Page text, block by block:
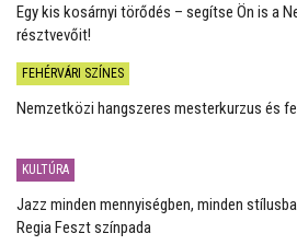
Egy kis kosárnyi törődés – segítse Ön is a
résztvevőit!
FEHÉRVÁRI SZÍNES
Nemzetközi hangszeres mesterkurzus és
KULTÚRA
Jazz minden mennyiségben, minden
Regia Feszt színpada